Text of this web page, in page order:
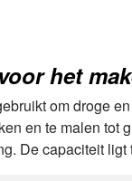
mest, chemische
het
om droge
en te malen tot
De capaciteit